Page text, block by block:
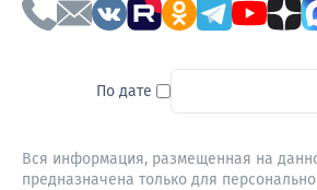
По дате To search this
Вся информация, размещенная на
предназначена только для